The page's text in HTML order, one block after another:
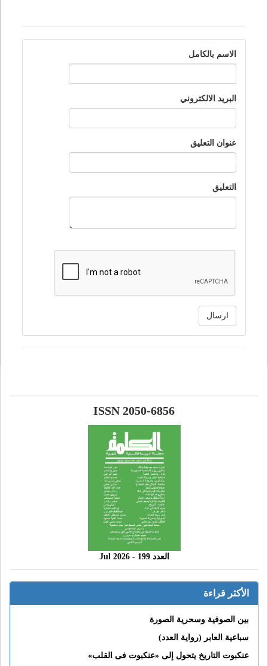
الاسم بالكامل
البريد الالكتروني
عنوان التعليق
التعليق
ارسال
ISSN 2050-6856
العدد 199 - 2026 Jul
الأكثر قراءة
بين الصوفية وسحرية الصورة
سباعية العابر (رواية العدد)
عنكبوت التاريخ يتحول إلى «عنكبوت فى القلب»